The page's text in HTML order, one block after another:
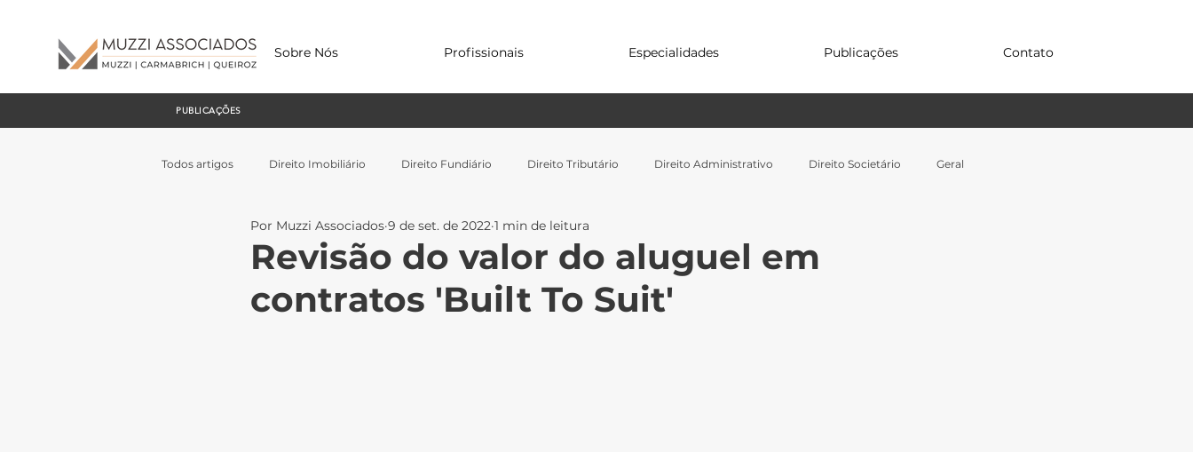
Sobre Nós Profissionais Especialidades Publicações Contato
PUBLICAÇÕES
Todos artigos Direito Imobiliário Direito Fundiário Direito Tributário Direito Administrativo Direito Societário Geral
Revisão do valor do aluguel em
contratos 'Built To Suit'
Por Muzzi Associados 9 de set. de 2022 1 min de leitura